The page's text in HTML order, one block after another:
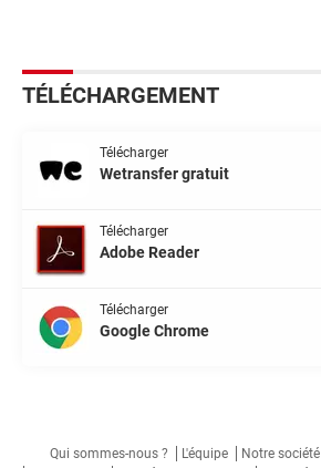
TÉLÉCHARGEMENT
Télécharger
Wetransfer gratuit
Télécharger
Adobe Reader
Télécharger
Google Chrome
Qui sommes-nous ? L'équipe Notre société